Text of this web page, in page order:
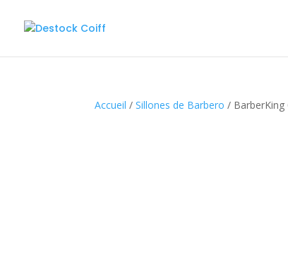
Accueil /Sillones de Barbero / BarberKing